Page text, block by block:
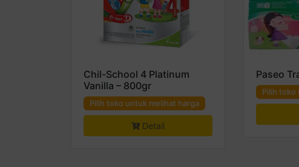
Chil-School 4 Platinum
Vanilla – 800gr
Pilih toko untuk melihat harga
Detail
Paseo
Pilih toko